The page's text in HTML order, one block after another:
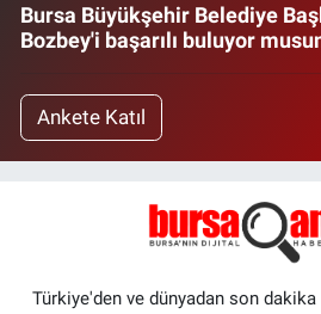
Bursa Büyükşehir Belediye
Bozbey'i başarılı buluyor
Ankete Katıl
Türkiye'den ve dünyadan son dakika